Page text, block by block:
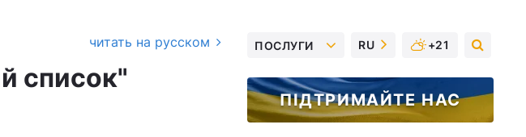
читать на русском
список"
ПОСЛУГИ RU +21
ПІДТРИМАЙТЕ НАС